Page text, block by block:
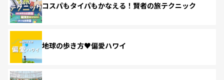
コスパもタイパもかなえる！賢者の旅テクニック
地球の歩き方♥偏愛ハワイ